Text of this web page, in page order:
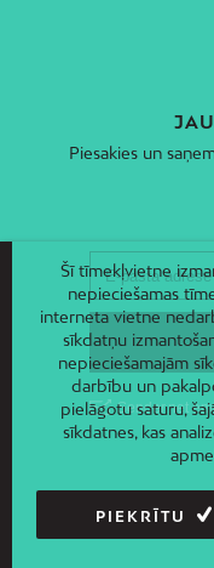
Piesakies un
Šī tīmekļvietne
nepieciešamas
interneta vietne
sīkdatņu
nepieciešamajām
darbību un
pielāgotu saturu,
sīkdatnes, kas
PIEKRĪTU